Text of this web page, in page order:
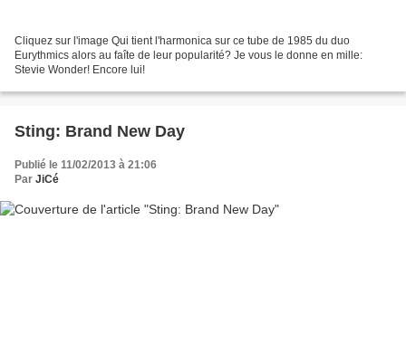
Cliquez sur l'image Qui tient l'harmonica sur ce tube de 1985 du duo
Eurythmics alors au faîte de leur popularité? Je vous le donne en mille:
Stevie Wonder! Encore lui!
Sting: Brand New Day
Publié le 11/02/2013 à 21:06
Par JiCé